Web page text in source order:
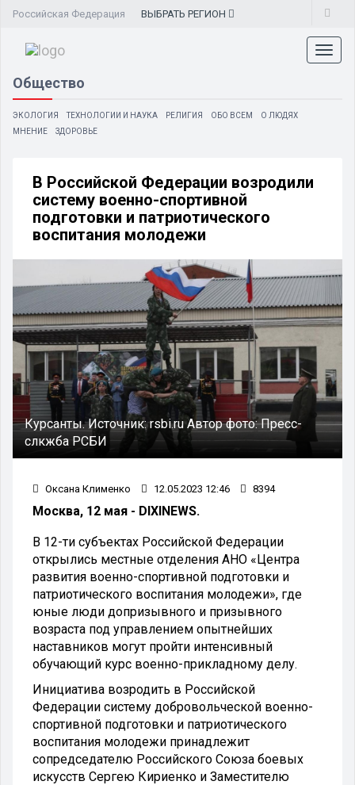
Российская Федерация ВЫБРАТЬ РЕГИОН
Общество
ЭКОЛОГИЯ ТЕХНОЛОГИИ И НАУКА РЕЛИГИЯ ОБО ВСЕМ
О ЛЮДЯХ
МНЕНИЕ
ЗДОРОВЬЕ
В Российской Федерации возродили
систему военно-спортивной
подготовки и патриотического
воспитания молодежи
Курсанты.Источник:rsbi.ruАвтор фото:Пресс-
слкжба РСБИ
Оксана Клименко 12.05.2023 12:46 8394
Москва, 12 мая - DIXINEWS.
В 12-ти субъектах Российской Федерации
открылись местные отделения АНО «Центра
развития военно-спортивной подготовки и
патриотического воспитания молодежи», где
юные люди допризывного и призывного
возраста под управлением опытнейших
наставников могут пройти интенсивный
обучающий курс военно-прикладному делу.
Инициатива возродить в Российской
Федерации систему добровольческой военно-
спортивной подготовки и патриотического
воспитания молодежи принадлежит
сопредседателю Российского Союза боевых
искусств Сергею Кириенко и Заместителю